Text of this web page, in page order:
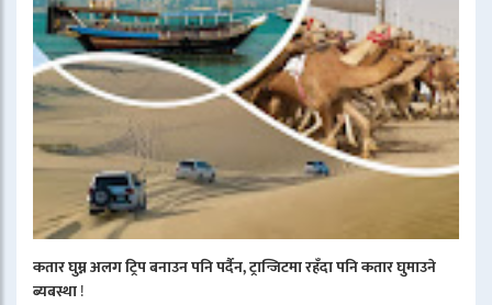
कतार घुम्न अलग ट्रिप बनाउन पनि पर्दैन, ट्रान्जिटमा रहँदा पनि कतार घुमाउने
ब्यबस्था!